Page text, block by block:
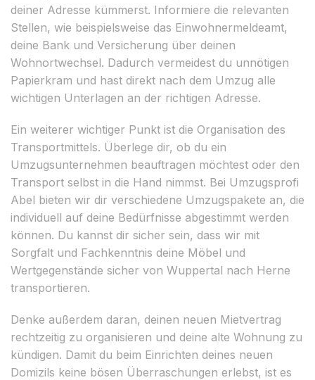
deiner Adresse kümmerst. Informiere die relevanten
Stellen, wie beispielsweise das Einwohnermeldeamt,
deine Bank und Versicherung über deinen
Wohnortwechsel. Dadurch vermeidest du unnötigen
Papierkram und hast direkt nach dem Umzug alle
wichtigen Unterlagen an der richtigen Adresse.
Ein weiterer wichtiger Punkt ist die Organisation des
Transportmittels. Überlege dir, ob du ein
Umzugsunternehmen beauftragen möchtest oder den
Transport selbst in die Hand nimmst. Bei Umzugsprofi
Abel bieten wir dir verschiedene Umzugspakete an, die
individuell auf deine Bedürfnisse abgestimmt werden
können. Du kannst dir sicher sein, dass wir mit
Sorgfalt und Fachkenntnis deine Möbel und
Wertgegenstände sicher von Wuppertal nach Herne
transportieren.
Denke außerdem daran, deinen neuen Mietvertrag
rechtzeitig zu organisieren und deine alte Wohnung zu
kündigen. Damit du beim Einrichten deines neuen
Domizils keine bösen Überraschungen erlebst, ist es